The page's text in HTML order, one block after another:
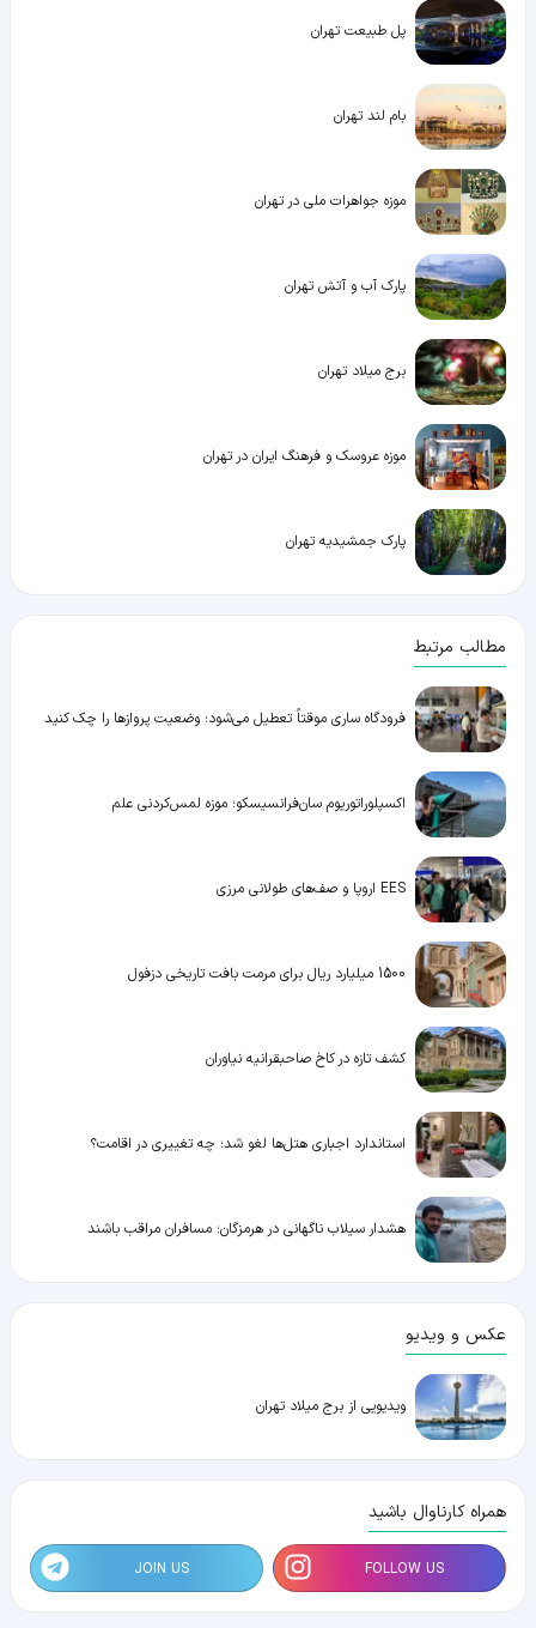
پل طبیعت تهران
بام لند تهران
موزه جواهرات ملی در تهران
پارک آب و آتش تهران
برج میلاد تهران
موزه عروسک و فرهنگ ایران در تهران
پارک جمشیدیه تهران
مطالب مرتبط
فرودگاه ساری موقتاً تعطیل می‌شود؛ وضعیت پروازها را چک کنید
اکسپلوراتوریوم سان‌فرانسیسکو؛ موزه لمس‌کردنی علم
EES اروپا و صف‌های طولانی مرزی
1500 میلیارد ریال برای مرمت بافت تاریخی دزفول
کشف تازه در کاخ صاحبقرانیه نیاوران
استاندارد اجباری هتل‌ها لغو شد؛ چه تغییری در اقامت؟
هشدار سیلاب ناگهانی در هرمزگان؛ مسافران مراقب باشند
عکس و ویدیو
ویدیویی از برج میلاد تهران
همراه کارناوال باشید
FOLLOW US
JOIN US